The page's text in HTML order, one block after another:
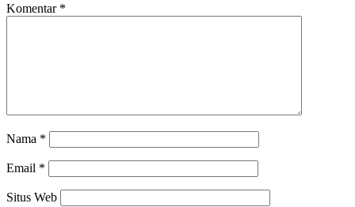
Komentar *
Nama *
Email *
Situs Web